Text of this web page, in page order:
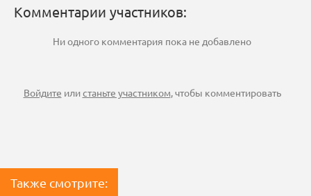
Комментарии участников:
Ни одного комментария пока не добавлено
Войдите илистаньте участником, чтобы комментировать
Также смотрите: